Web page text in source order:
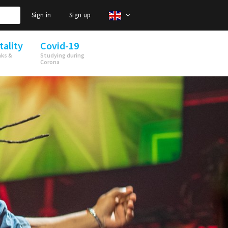
Sign in Sign up
&
Covid-19
Studying during
Corona